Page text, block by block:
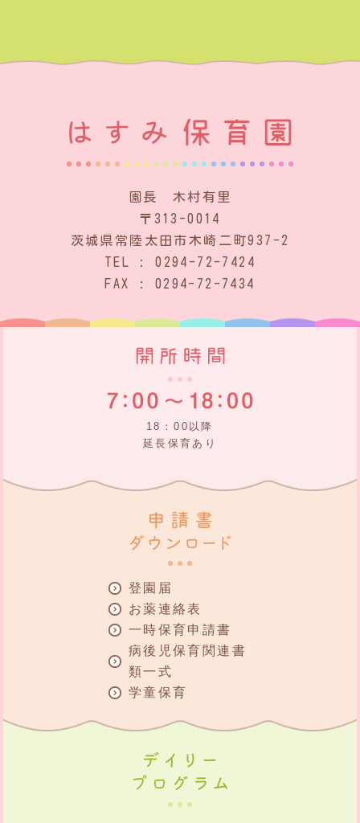
園長 木村有里
〒313-0014
茨城県常陸太田市木崎二町937-2
TEL : 0294-72-7424
FAX : 0294-72-7434
18：00以降
延長保育あり
登園届
お薬連絡表
一時保育申請書
病後児保育関連書
類一式
学童保育